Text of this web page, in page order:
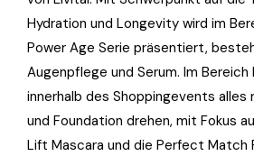
Hydration und Longevity wird im
Power Age Serie präsentiert,
Augenpflege und Serum. Im
innerhalb des Shoppingevents alles
und Foundation drehen, mit Fokus
Lift Mascara und die Perfect Match